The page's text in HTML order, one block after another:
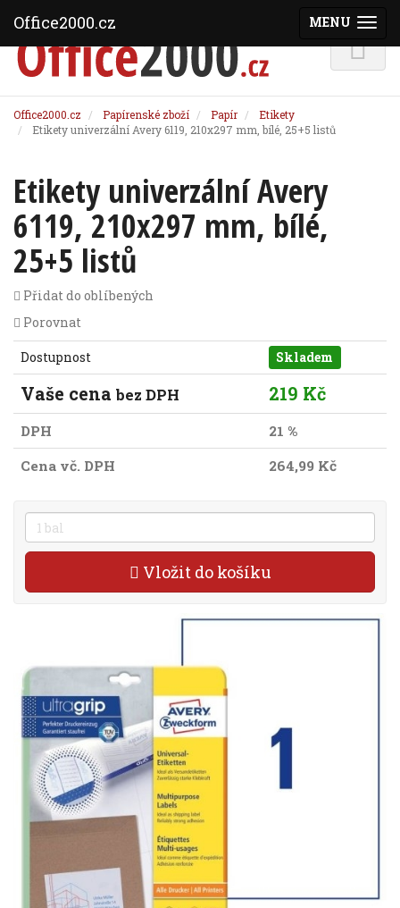
Office2000.cz Papírenské zboží Papír
Etikety
Etikety univerzální Avery 6119, 210x297 mm, bílé, 25+5 listů
Etikety univerzální Avery
6119, 210x297 mm, bílé,
25+5 listů
Přidat do oblíbených
Porovnat
Dostupnost Skladem
Vaše cena bez DPH 219 Kč
DPH
21 %
Cena vč. DPH
264,99 Kč
Vložit do košíku
MENU
Office2000.cz